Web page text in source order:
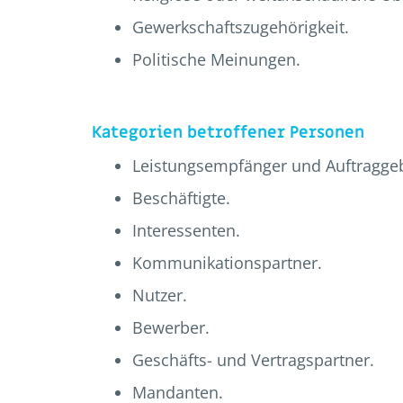
Gewerkschaftszugehörigkeit.
Politische Meinungen.
Kategorien betroffener Personen
Leistungsempfänger und
Beschäftigte.
Interessenten.
Kommunikationspartner.
Nutzer.
Bewerber.
Geschäfts- und Vertragspartner.
Mandanten.